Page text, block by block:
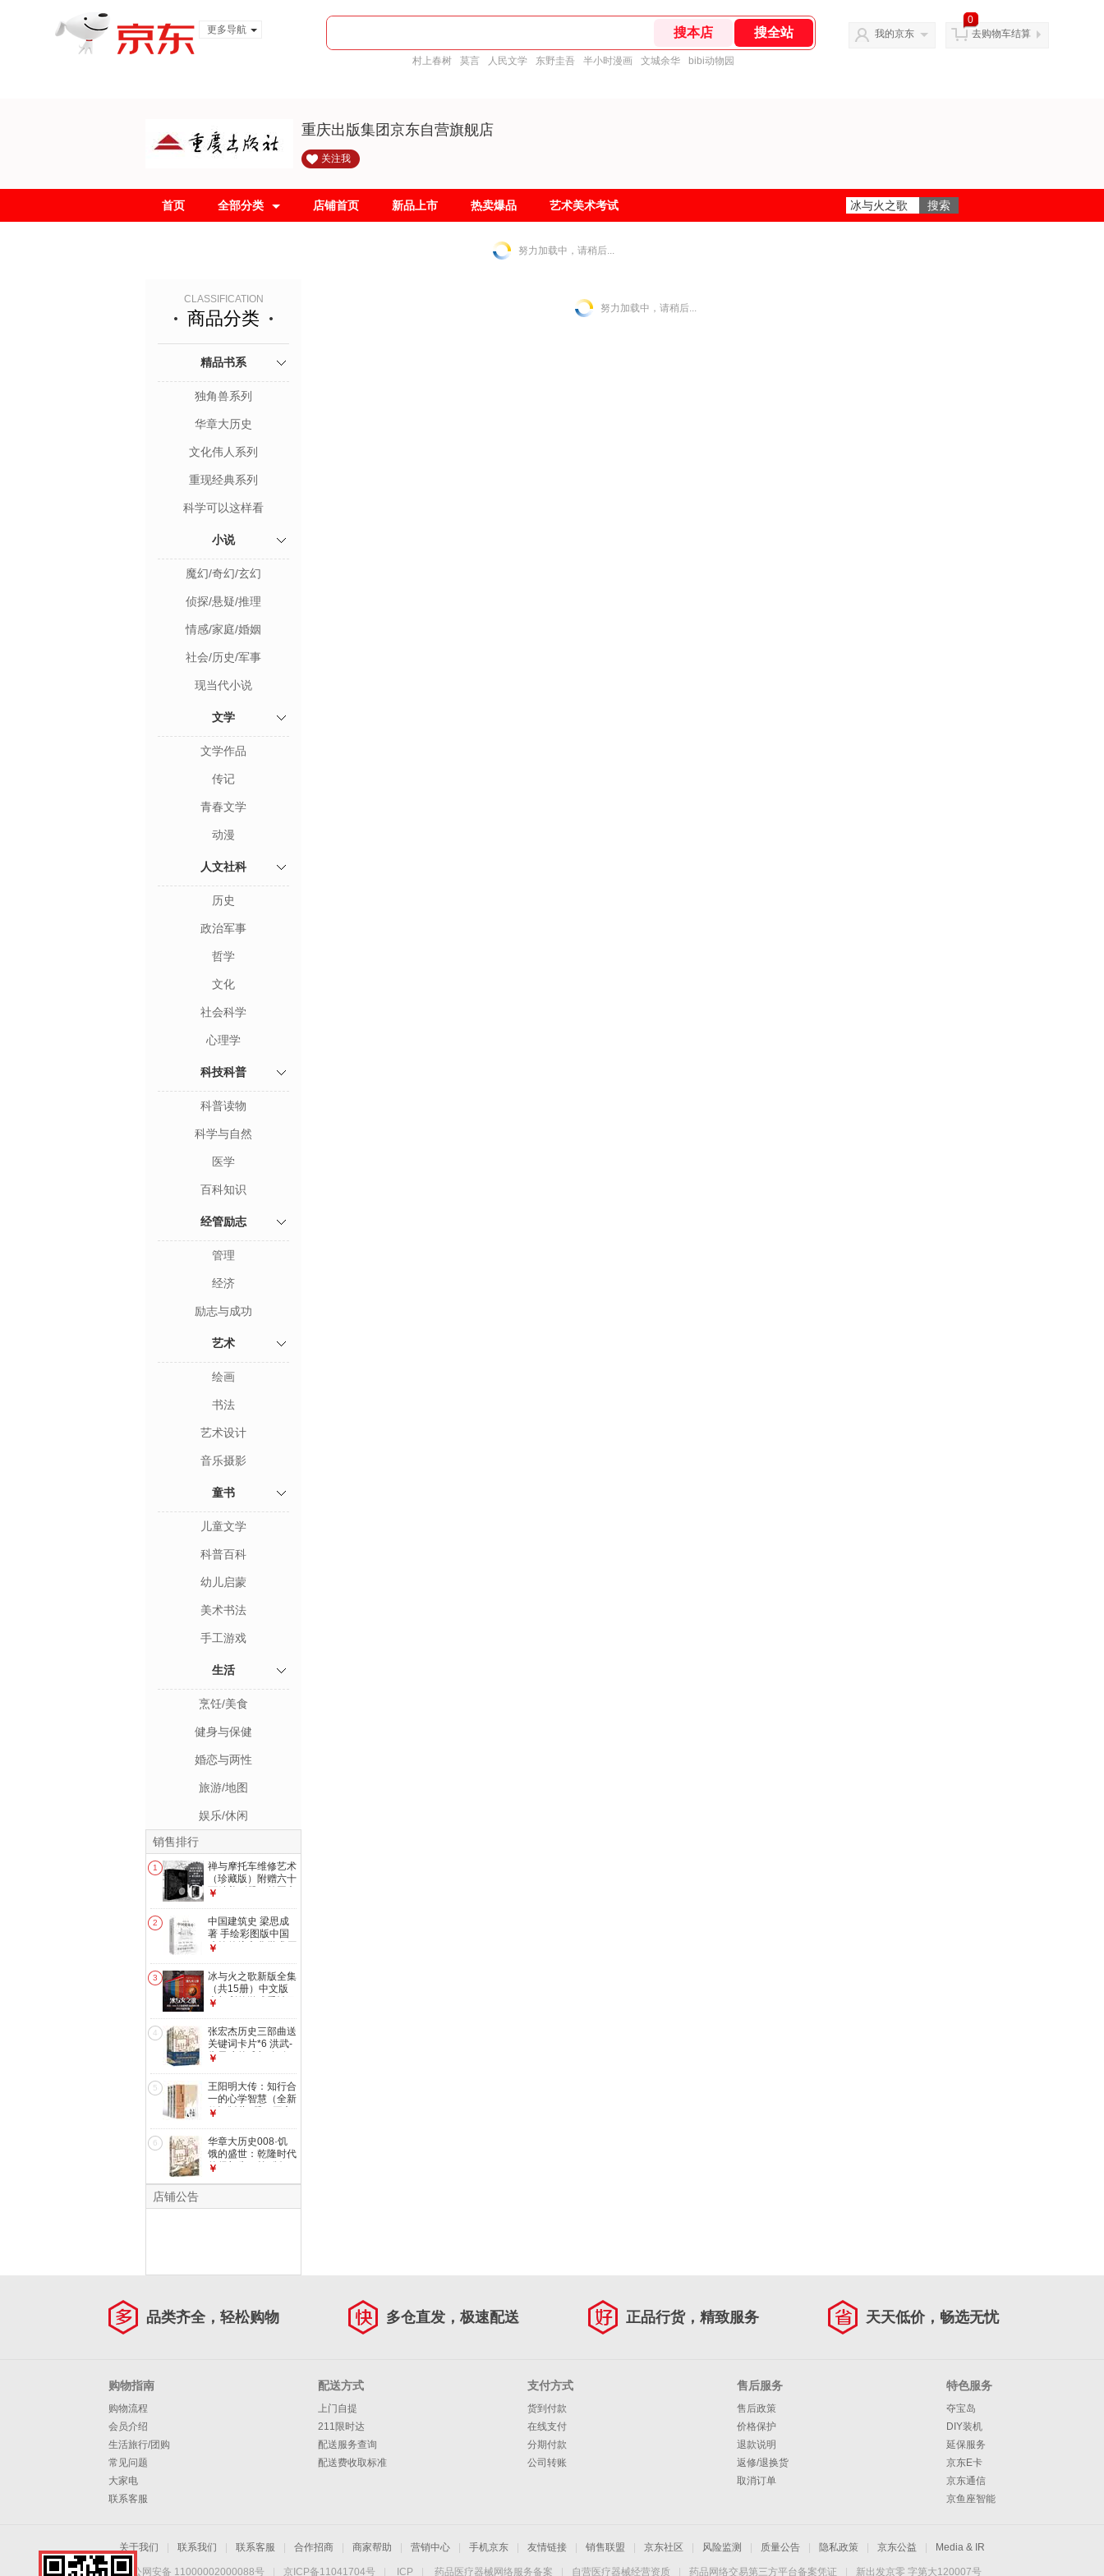
更多导航
村上春树 莫言 人民文学 东野圭吾 半小时漫画 文城余华 bibi动物园
我的京东
0
去购物车结算
重庆出版集团京东自营旗舰店
关注我
首页 全部分类 店铺首页 新品上市 热卖爆品 艺术美术考试
努力加载中，请稍后...
CLASSIFICATION
商品分类
精品书系
独角兽系列
华章大历史
文化伟人系列
重现经典系列
科学可以这样看
小说
魔幻/奇幻/玄幻
侦探/悬疑/推理
情感/家庭/婚姻
社会/历史/军事
现当代小说
文学
文学作品
传记
青春文学
动漫
人文社科
历史
政治军事
哲学
文化
社会科学
心理学
科技科普
科普读物
科学与自然
医学
百科知识
经管励志
管理
经济
励志与成功
艺术
绘画
书法
艺术设计
音乐摄影
童书
儿童文学
科普百科
幼儿启蒙
美术书法
手工游戏
生活
烹饪/美食
健身与保健
婚恋与两性
旅游/地图
娱乐/休闲
销售排行
1
禅与摩托车维修艺术
（珍藏版）附赠六十
页精美别册，外国文
探寻告别精神内耗
小说
￥
2
中国建筑史 梁思成
著 手绘彩图版中国
建筑传统文化学术历
质文化丛书
￥
3
冰与火之歌新版全集
（共15册）中文版
本权利的游戏乔治马
畅外国小说美剧原著
小说
￥
4
张宏杰历史三部曲送
关键词卡片*6 洪武-
朱元璋的成与败+饥
中国历史研究明清历
史人物华章大历史
￥
5
王阳明大传：知行合
一的心学智慧（全新
修订版共3册）王守
古代史儒学人生中国
哲学
￥
6
华章大历史008·饥
饿的盛世：乾隆时代
的得与失（第2版）
￥
店铺公告
努力加载中，请稍后...
品类齐全，轻松购物 多仓直发，极速配送 正品行货，精致服务 天天低价，畅选无忧
购物指南
购物流程
会员介绍
生活旅行/团购
常见问题
大家电
联系客服
配送方式
上门自提
211限时达
配送服务查询
配送费收取标准
支付方式
货到付款
在线支付
分期付款
公司转账
售后服务
售后政策
价格保护
退款说明
返修/退换货
取消订单
特色服务
夺宝岛
DIY装机
延保服务
京东E卡
京东通信
京鱼座智能
关于我们 联系我们 联系客服 合作招商 商家帮助 营销中心 手机京东 友情链接 销售联盟 京东社区 风险监测 质量公告 隐私政策 京东公益 Media & IR
京公网安备 11000002000088号 京ICP备11041704号 ICP 药品医疗器械网络服务备案 自营医疗器械经营资质 药品网络交易第三方平台备案凭证 新出发京零 字第大120007号